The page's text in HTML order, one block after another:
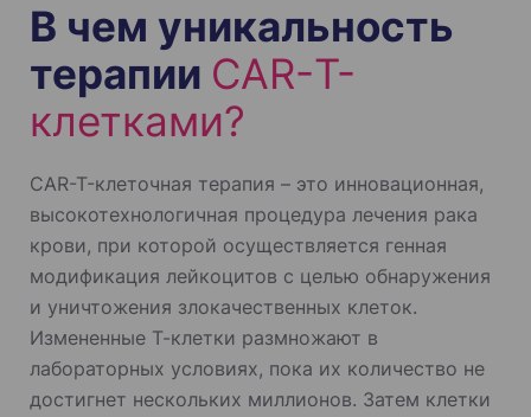
В чем уникальность
терапии CAR-Т-
клетками?
CAR-T-клеточная терапия – это инновационная,
высокотехнологичная процедура лечения рака
крови, при которой осуществляется генная
модификация лейкоцитов с целью обнаружения
и уничтожения злокачественных клеток.
Измененные Т-клетки размножают в
лабораторных условиях, пока их количество не
достигнет нескольких миллионов. Затем клетки